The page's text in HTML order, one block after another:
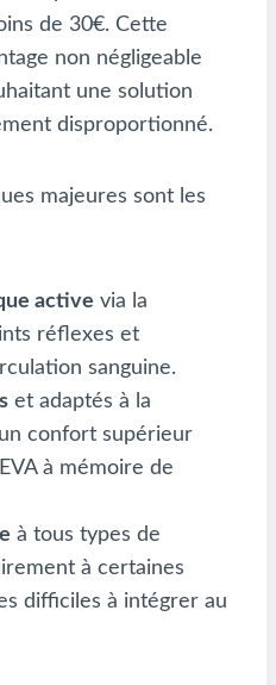
de 30€. Cette
non négligeable
une solution
disproportionné.
majeures sont les
active via la
réflexes et
sanguine.
et adaptés à la
confort supérieur
à mémoire de
à tous types de
à certaines
difficiles à intégrer au